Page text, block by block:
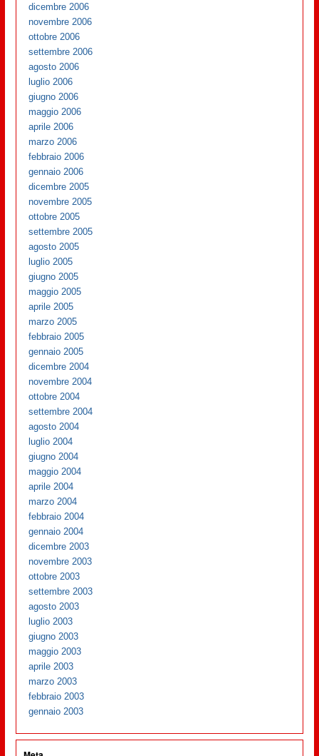
dicembre 2006
novembre 2006
ottobre 2006
settembre 2006
agosto 2006
luglio 2006
giugno 2006
maggio 2006
aprile 2006
marzo 2006
febbraio 2006
gennaio 2006
dicembre 2005
novembre 2005
ottobre 2005
settembre 2005
agosto 2005
luglio 2005
giugno 2005
maggio 2005
aprile 2005
marzo 2005
febbraio 2005
gennaio 2005
dicembre 2004
novembre 2004
ottobre 2004
settembre 2004
agosto 2004
luglio 2004
giugno 2004
maggio 2004
aprile 2004
marzo 2004
febbraio 2004
gennaio 2004
dicembre 2003
novembre 2003
ottobre 2003
settembre 2003
agosto 2003
luglio 2003
giugno 2003
maggio 2003
aprile 2003
marzo 2003
febbraio 2003
gennaio 2003